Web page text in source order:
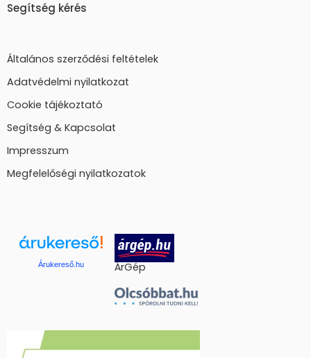
Segítség kérés
Általános szerződési feltételek
Adatvédelmi nyilatkozat
Cookie tájékoztató
Segítség & Kapcsolat
Impresszum
Megfelelőségi nyilatkozatok
Árukereső.hu ÁrGép